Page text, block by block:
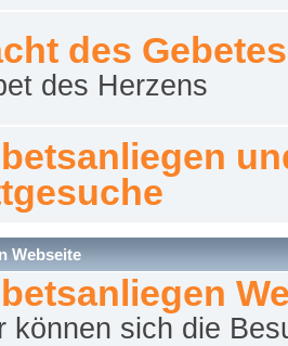
des Gebetes
des Herzens
Webseite
können sich die